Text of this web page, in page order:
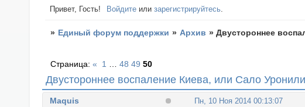
Привет, Гость! Войдите илизарегистрируйтесь.
» Единый форум поддержки » Архив »Двустороннее
Двустороннее воспаление Киева, или Сало Уронили
Страница:« 1 48 49 50
Пн, 10 Ноя 2014 00:13:07
Maquis